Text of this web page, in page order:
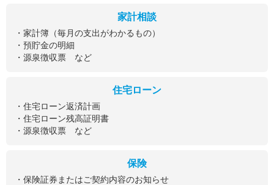
家計相談
・家計簿（毎月の支出がわかるもの）
・預貯金の明細
・源泉徴収票 など
住宅ローン
・住宅ローン返済計画
・住宅ローン残高証明書
・源泉徴収票 など
保険
・保険証券またはご契約内容のお知らせ